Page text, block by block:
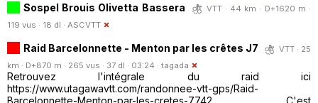
Sospel Brouis Olivetta Bassera
VTT · 44 km · D+1620 m ·
119 vus · 18 dl · ASCVTT
Raid Barcelonnette - Menton par les crêtes J7
VTT · 25
km · D+870 m · 265 vus · 37 dl · 03:24 · tagada
Retrouvez l'intégrale du raid ici
https://www.utagawavtt.com/randonnee-vtt-gps/Raid-
Barcelonnette-Menton-par-les-cretes-7742 C'est